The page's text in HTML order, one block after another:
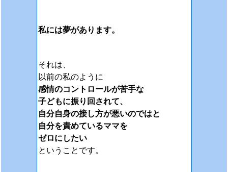
私には夢があります。
それは、
以前の私のように
感情のコントロールが苦手な
子どもに振り回されて、
自分自身の接し方が悪いのではと
自分を責めているママを
ゼロにしたい
ということです。